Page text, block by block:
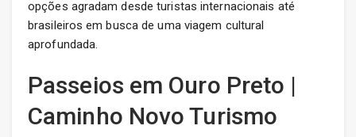
opções agradam desde turistas internacionais até
brasileiros em busca de uma viagem cultural
aprofundada.
Passeios em Ouro Preto |
Caminho Novo Turismo